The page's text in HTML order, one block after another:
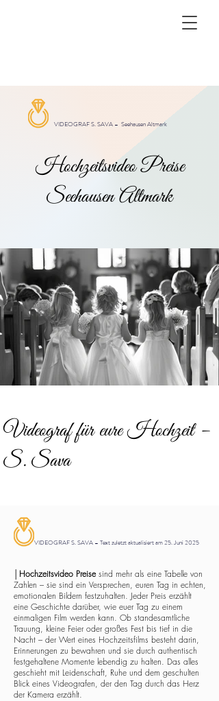
VIDEOGRAF S. SAVA – Seehausen Altmark
Hochzeitsvideo Preise
Seehausen Altmark
Videograf für eure Hochzeit –
S. Sava
VIDEOGRAF S. SAVA – Text zuletzt aktualisiert am 25. Juni 2025
Hochzeitsvideo Preisesind mehr als eine Tabelle von
Zahlen – sie sind ein Versprechen, euren Tag in echten,
emotionalen Bildern festzuhalten. Jeder Preis erzählt
eine Geschichte darüber, wie euer Tag zu einem
einmaligen Film werden kann. Ob standesamtliche
Trauung, kleine Feier oder großes Fest bis tief in die
Nacht – der Wert eines Hochzeitsfilms besteht darin,
Erinnerungen zu bewahren und sie durch authentisch
festgehaltene Momente lebendig zu halten. Das alles
geschieht mit Leidenschaft, Ruhe und dem geschulten
Blick eines Videografen, der den Tag durch das Herz
der Kamera erzählt.